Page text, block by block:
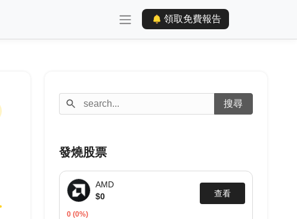
領取免費報告
發燒股票
AMD
$0
查看
0 (0%)